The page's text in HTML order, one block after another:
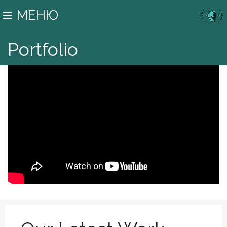
МЕНЮ
Portfolio